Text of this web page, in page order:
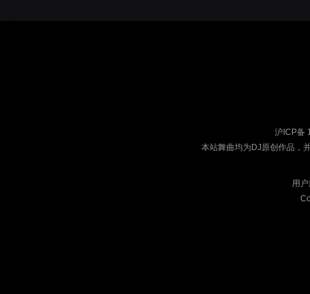
沪ICP备
本站舞曲均为DJ原创作品，
用